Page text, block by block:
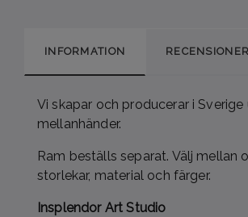
INFORMATION RECENSIONER
Vi skapar och producerar i Sverige
mellanhänder.
Ram beställs separat. Välj mellan
storlekar, material och färger.
Insplendor Art Studio